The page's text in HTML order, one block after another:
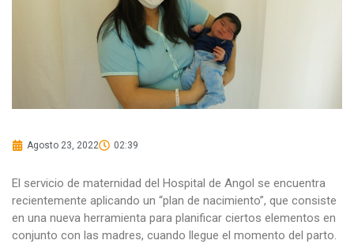
Agosto 23, 2022 02:39
El servicio de maternidad del Hospital de Angol se encuentra
recientemente aplicando un “plan de nacimiento”, que consiste
en una nueva herramienta para planificar ciertos elementos en
conjunto con las madres, cuando llegue el momento del parto.